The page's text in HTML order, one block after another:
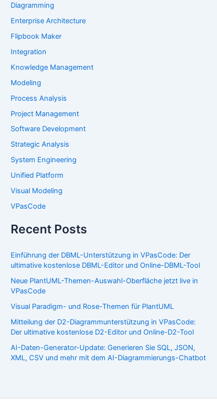
Diagramming
Enterprise Architecture
Flipbook Maker
Integration
Knowledge Management
Modeling
Process Analysis
Project Management
Software Development
Strategic Analysis
System Engineering
Unified Platform
Visual Modeling
VPasCode
Recent Posts
Einführung der DBML-Unterstützung in VPasCode: Der
ultimative kostenlose DBML-Editor und Online-DBML-Tool
Neue PlantUML-Themen-Auswahl-Oberfläche jetzt live in
VPasCode
Visual Paradigm- und Rose-Themen für PlantUML
Mitteilung der D2-Diagrammunterstützung in VPasCode:
Der ultimative kostenlose D2-Editor und Online-D2-Tool
AI-Daten-Generator-Update: Generieren Sie SQL, JSON,
XML, CSV und mehr mit dem AI-Diagrammierungs-Chatbot